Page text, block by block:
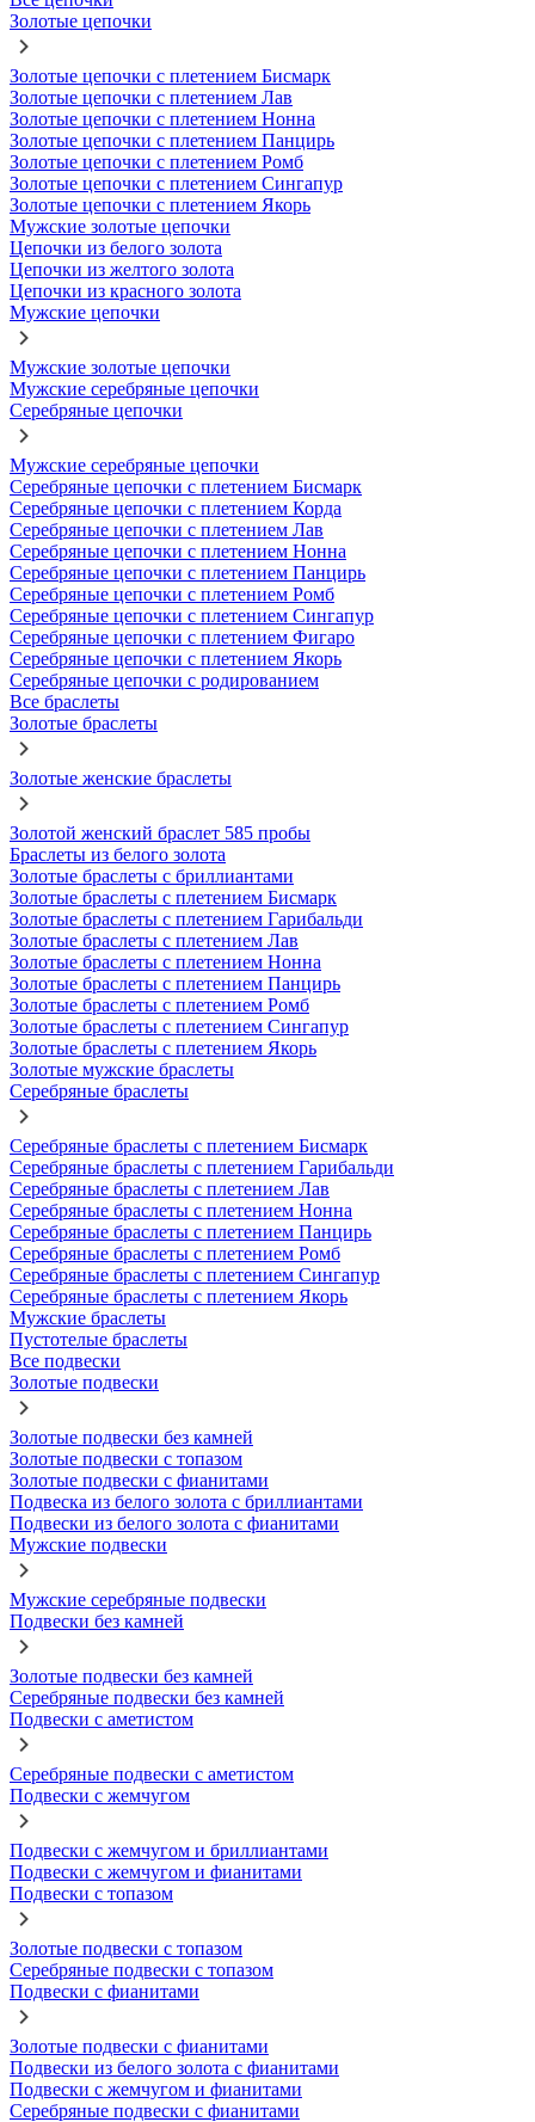
Золотые цепочки
Золотые цепочки с плетением Бисмарк
Золотые цепочки с плетением Лав
Золотые цепочки с плетением Нонна
Золотые цепочки с плетением Панцирь
Золотые цепочки с плетением Ромб
Золотые цепочки с плетением Сингапур
Золотые цепочки с плетением Якорь
Мужские золотые цепочки
Цепочки из белого золота
Цепочки из желтого золота
Цепочки из красного золота
Мужские цепочки
Мужские золотые цепочки
Мужские серебряные цепочки
Серебряные цепочки
Мужские серебряные цепочки
Серебряные цепочки с плетением Бисмарк
Серебряные цепочки с плетением Корда
Серебряные цепочки с плетением Лав
Серебряные цепочки с плетением Нонна
Серебряные цепочки с плетением Панцирь
Серебряные цепочки с плетением Ромб
Серебряные цепочки с плетением Сингапур
Серебряные цепочки с плетением Фигаро
Серебряные цепочки с плетением Якорь
Серебряные цепочки с родированием
Все браслеты
Золотые браслеты
Золотые женские браслеты
Золотой женский браслет 585 пробы
Браслеты из белого золота
Золотые браслеты с бриллиантами
Золотые браслеты с плетением Бисмарк
Золотые браслеты с плетением Гарибальди
Золотые браслеты с плетением Лав
Золотые браслеты с плетением Нонна
Золотые браслеты с плетением Панцирь
Золотые браслеты с плетением Ромб
Золотые браслеты с плетением Сингапур
Золотые браслеты с плетением Якорь
Золотые мужские браслеты
Серебряные браслеты
Серебряные браслеты с плетением Бисмарк
Серебряные браслеты с плетением Гарибальди
Серебряные браслеты с плетением Лав
Серебряные браслеты с плетением Нонна
Серебряные браслеты с плетением Панцирь
Серебряные браслеты с плетением Ромб
Серебряные браслеты с плетением Сингапур
Серебряные браслеты с плетением Якорь
Мужские браслеты
Пустотелые браслеты
Все подвески
Золотые подвески
Золотые подвески без камней
Золотые подвески с топазом
Золотые подвески с фианитами
Подвеска из белого золота с бриллиантами
Подвески из белого золота с фианитами
Мужские подвески
Мужские серебряные подвески
Подвески без камней
Золотые подвески без камней
Серебряные подвески без камней
Подвески с аметистом
Серебряные подвески с аметистом
Подвески с жемчугом
Подвески с жемчугом и бриллиантами
Подвески с жемчугом и фианитами
Подвески с топазом
Золотые подвески с топазом
Серебряные подвески с топазом
Подвески с фианитами
Золотые подвески с фианитами
Подвески из белого золота с фианитами
Подвески с жемчугом и фианитами
Серебряные подвески с фианитами